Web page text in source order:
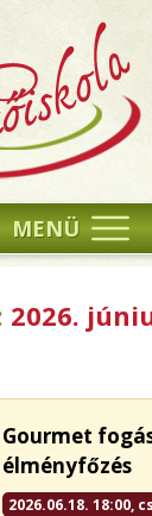
MENÜ
2026.
Gourmet
élményfőzés
2026.06.18. 18:00,